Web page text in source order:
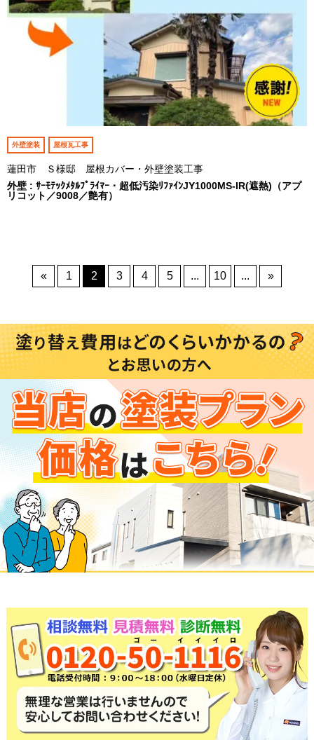
外壁塗装 屋根瓦工事
蓮田市 Ｓ様邸 屋根カバー・外壁塗装工事
外壁 : ｻｰﾓﾃｯｸﾒﾀﾙﾌﾟﾗｲﾏｰ・超低汚染ﾘﾌｧｲﾝJY1000MS-IR(遮熱)（アプ
リコット／9008／艶有）
« 1 2 3 4 5 ... 10 ... »